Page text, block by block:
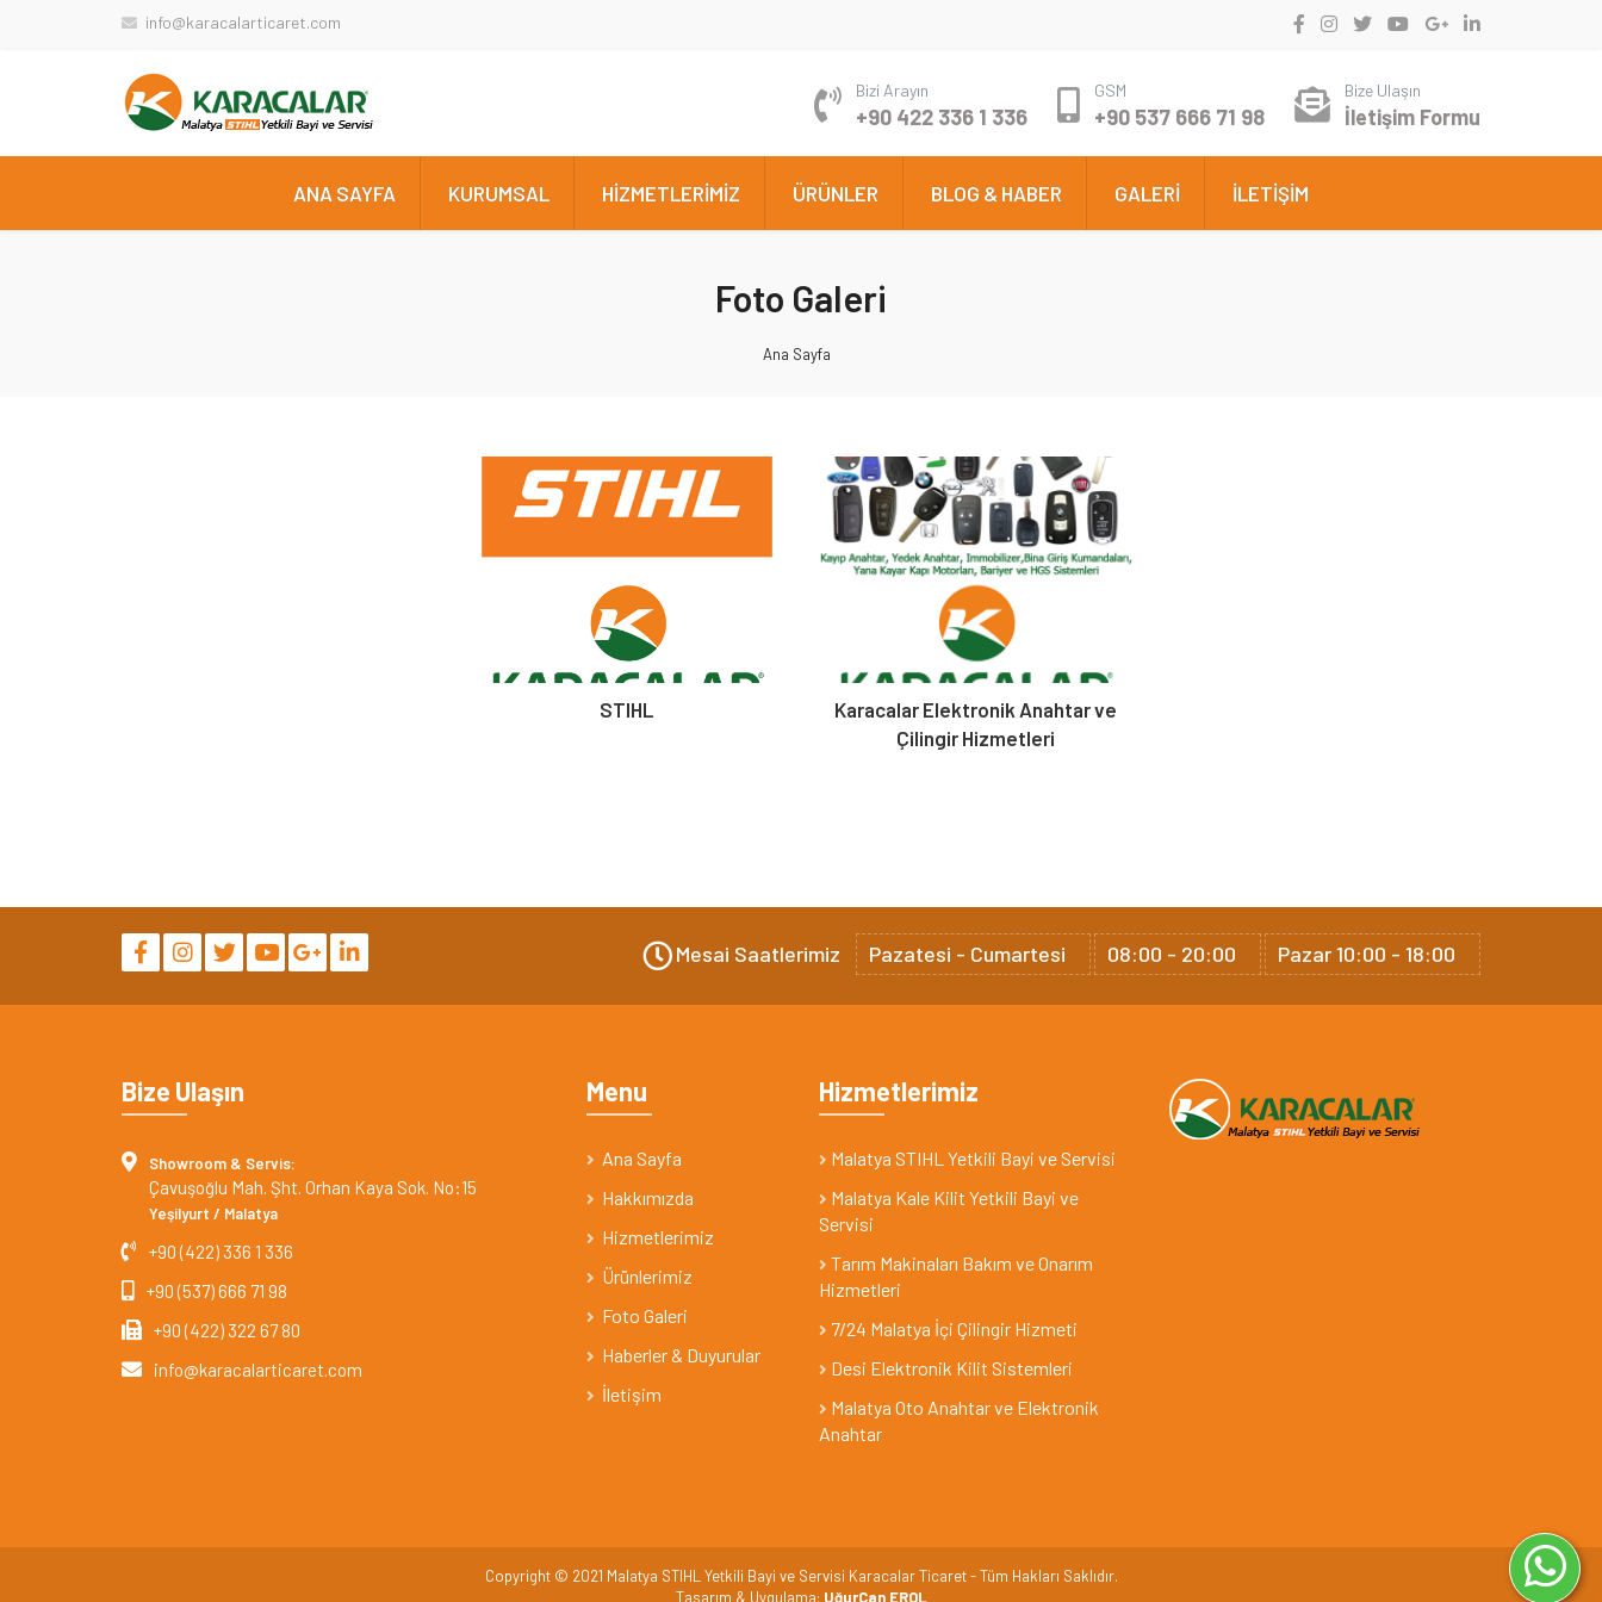
info@karacalarticaret.com
Bizi Arayın
+90 422 336 1 336
GSM
+90 537 666 71 98
Bize Ulaşın
İletişim Formu
ANA SAYFA KURUMSAL HİZMETLERİMİZ ÜRÜNLER BLOG & HABER GALERİ İLETİŞİM
Foto Galeri
Ana Sayfa
STIHL
Karacalar Elektronik Anahtar ve
Çilingir Hizmetleri
Mesai Saatlerimiz Pazatesi - Cumartesi 08:00 - 20:00 Pazar 10:00 - 18:00
Bize Ulaşın
Showroom & Servis:
Çavuşoğlu Mah. Şht. Orhan Kaya Sok. No:15
Yeşilyurt / Malatya
+90 (422) 336 1 336
+90 (537) 666 71 98
+90 (422) 322 67 80
info@karacalarticaret.com
Menu
Ana Sayfa
Hakkımızda
Hizmetlerimiz
Ürünlerimiz
Foto Galeri
Haberler & Duyurular
İletişim
Hizmetlerimiz
Malatya STIHL Yetkili Bayi ve Servisi
Malatya Kale Kilit Yetkili Bayi ve
Servisi
Tarım Makinaları Bakım ve Onarım
Hizmetleri
7/24 Malatya İçi Çilingir Hizmeti
Desi Elektronik Kilit Sistemleri
Malatya Oto Anahtar ve Elektronik
Anahtar
Copyright © 2021 Malatya STIHL Yetkili Bayi ve Servisi Karacalar Ticaret - Tüm Hakları Saklıdır.
Tasarım & Uygulama: UğurCan EROL